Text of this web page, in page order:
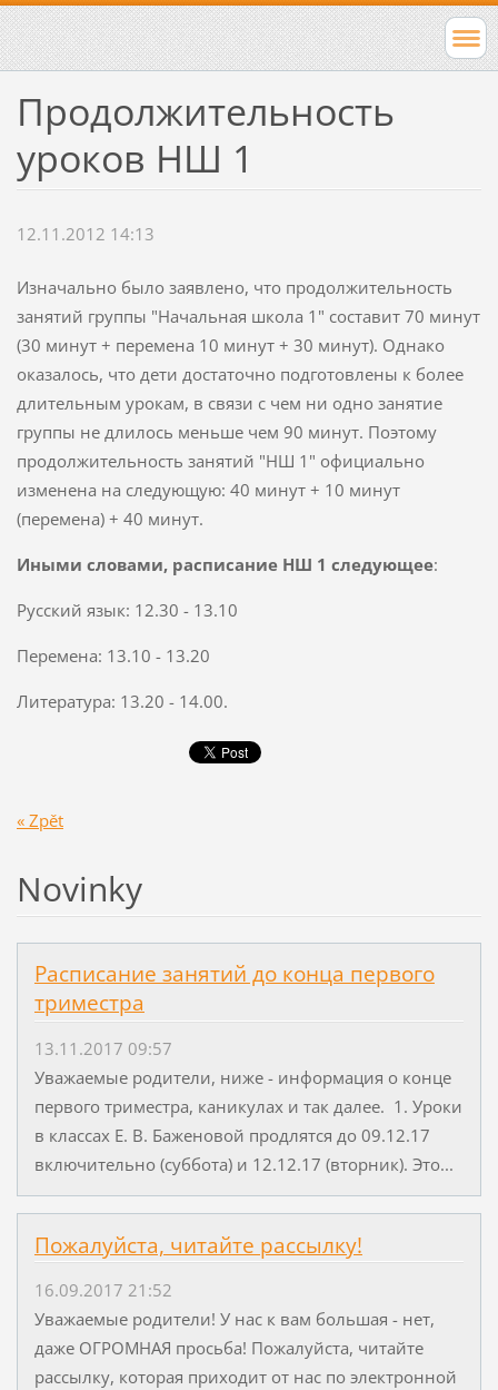
Продолжительность
уроков НШ 1
12.11.2012 14:13
Изначально было заявлено, что продолжительность
занятий группы "Начальная школа 1" составит 70 минут
(30 минут + перемена 10 минут + 30 минут). Однако
оказалось, что дети достаточно подготовлены к более
длительным урокам, в связи с чем ни одно занятие
группы не длилось меньше чем 90 минут. Поэтому
продолжительность занятий "НШ 1" официально
изменена на следующую: 40 минут + 10 минут
(перемена) + 40 минут.
Иными словами, расписание НШ 1 следующее:
Русский язык: 12.30 - 13.10
Перемена: 13.10 - 13.20
Литература: 13.20 - 14.00.
« Zpět
Novinky
Расписание занятий до конца первого
триместра
13.11.2017 09:57
Уважаемые родители, ниже - информация о конце
первого триместра, каникулах и так далее. 1. Уроки
в классах Е. В. Баженовой продлятся до 09.12.17
включительно (суббота) и 12.12.17 (вторник). Это...
Пожалуйста, читайте рассылку!
16.09.2017 21:52
Уважаемые родители! У нас к вам большая - нет,
даже ОГРОМНАЯ просьба! Пожалуйста, читайте
рассылку, которая приходит от нас по электронной